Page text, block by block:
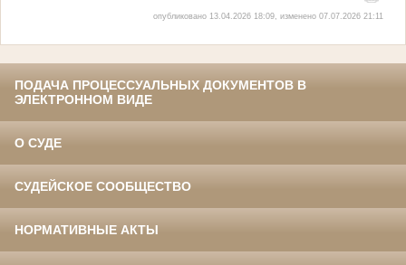
опубликовано 13.04.2026 18:09, изменено 07.07.2026 21:11
ПОДАЧА ПРОЦЕССУАЛЬНЫХ ДОКУМЕНТОВ В
ЭЛЕКТРОННОМ ВИДЕ
О СУДЕ
СУДЕЙСКОЕ СООБЩЕСТВО
НОРМАТИВНЫЕ АКТЫ